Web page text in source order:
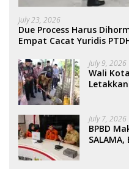
July 23, 2026
Due Process Harus
Empat Cacat Yuridis
July 9, 2026
Wali
July 7, 2026
BPBD